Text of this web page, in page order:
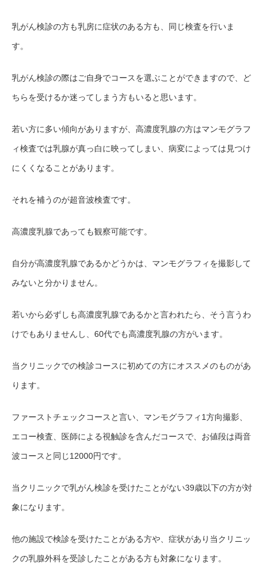
乳がん検診の方も乳房に症状のある方も、同じ検査を行いま
す。
乳がん検診の際はご自身でコースを選ぶことができますので、ど
ちらを受けるか迷ってしまう方もいると思います。
若い方に多い傾向がありますが、高濃度乳腺の方はマンモグラフ
ィ検査では乳腺が真っ白に映ってしまい、病変によっては見つけ
にくくなることがあります。
それを補うのが超音波検査です。
高濃度乳腺であっても観察可能です。
自分が高濃度乳腺であるかどうかは、マンモグラフィを撮影して
みないと分かりません。
若いから必ずしも高濃度乳腺であるかと言われたら、そう言うわ
けでもありませんし、60代でも高濃度乳腺の方がいます。
当クリニックでの検診コースに初めての方にオススメのものがあ
ります。
ファーストチェックコースと言い、マンモグラフィ1方向撮影、
エコー検査、医師による視触診を含んだコースで、お値段は両音
波コースと同じ12000円です。
当クリニックで乳がん検診を受けたことがない39歳以下の方が対
象になります。
他の施設で検診を受けたことがある方や、症状があり当クリニッ
クの乳腺外科を受診したことがある方も対象になります。